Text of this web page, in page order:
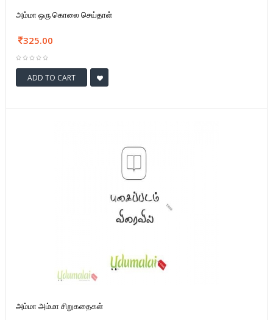
அம்மா ஒரு கொலை செய்தாள்
325.00
ADD TO CART
அம்மா அம்மா சிறுகதைகள்